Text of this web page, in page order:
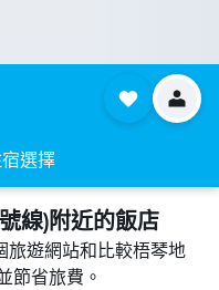
選擇
線)附近​的飯店
遊網站和比較梧琴地
節省旅費。